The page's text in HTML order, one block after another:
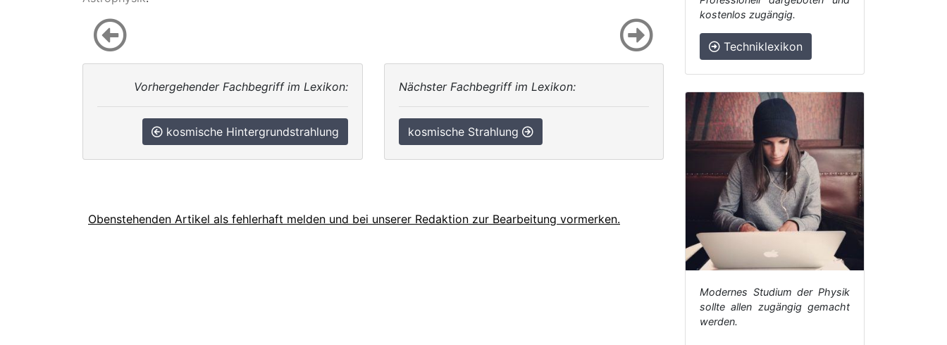
Vorhergehender Fachbegriff im Lexikon:
kosmische Hintergrundstrahlung
Nächster Fachbegriff im Lexikon:
kosmische Strahlung
Obenstehenden Artikel als fehlerhaft melden und bei unserer Redaktion zur Bearbeitung vormerken.
kostenlos zugängig.
Techniklexikon
Modernes Studium der Physik
sollte allen zugängig gemacht
werden.